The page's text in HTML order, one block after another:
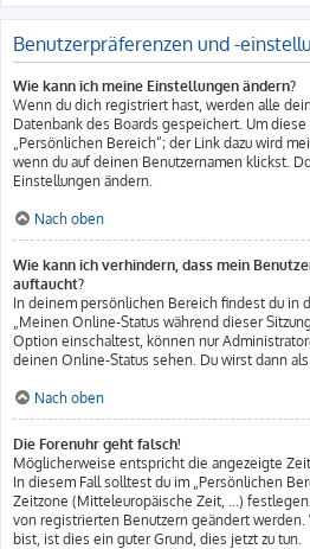
Benutzerpräferenzen und -
Wie kann ich meine Einstellungen ändern?
Wenn du dich registriert hast, werden alle
Datenbank des Boards gespeichert. Um
„Persönlichen Bereich“; der Link dazu wird
wenn du auf deinen Benutzernamen klickst.
Einstellungen ändern.
Nach oben
Wie kann ich verhindern, dass mein
auftaucht?
In deinem persönlichen Bereich findest du in
„Meinen Online-Status während dieser
Option einschaltest, können nur
deinen Online-Status sehen. Du wirst dann
Nach oben
Die Forenuhr geht falsch!
Möglicherweise entspricht die angezeigte
In diesem Fall solltest du im „Persönlichen
Zeitzone (Mitteleuropäische Zeit, ...)
von registrierten Benutzern geändert
bist, ist dies ein guter Grund, dies jetzt zu tun.